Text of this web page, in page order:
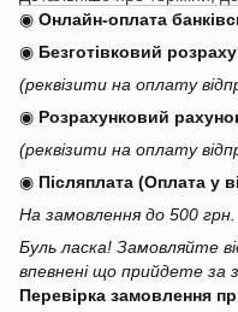
◉ Онлайн-оплата
◉ Безготівковий
(реквізити на оплату
◉ Розрахунковий
(реквізити на оплату
◉ Післяплата (Оплата у
На замовлення до 500
Буль ласка! Замовляйте
впевнені що прийдете за
Перевірка замовлення